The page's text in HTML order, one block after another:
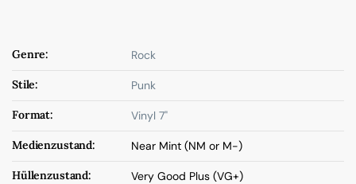
Genre: Rock
Stile: Punk
Format: Vinyl 7"
Medienzustand: Near Mint (NM or M-)
Hüllenzustand: Very Good Plus (VG+)